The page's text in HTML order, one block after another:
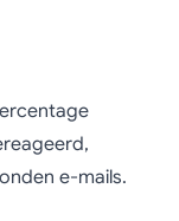
e-mails.